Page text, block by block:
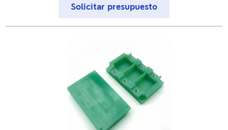
Solicitar presupuesto